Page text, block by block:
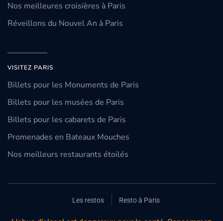
Nos meilleures croisières à Paris
Réveillons du Nouvel An à Paris
VISITEZ PARIS
Billets pour les Monuments de Paris
Billets pour les musées de Paris
Billets pour les cabarets de Paris
Promenades en Bateaux Mouches
Nos meilleurs restaurants étoilés
Les restos Resto à Paris